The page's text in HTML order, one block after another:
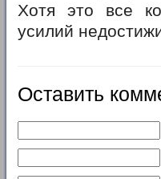
Хотя это все
усилий
Оставить